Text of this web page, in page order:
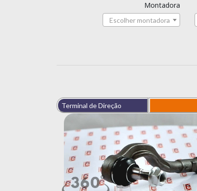
Montadora
Escolher montadora
Terminal de Direção